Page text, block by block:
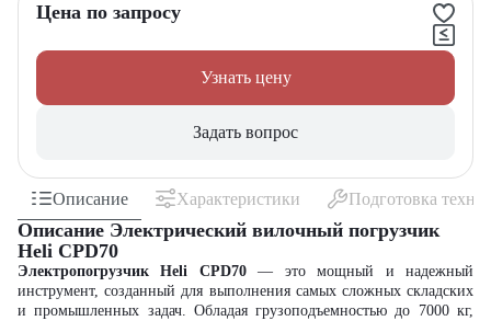
Цена по запросу
Узнать цену
Задать вопрос
Описание Характеристики Подготовка
Описание Электрический вилочный погрузчик
Heli CPD70
Электропогрузчик Heli CPD70— это мощный и надежный
инструмент, созданный для выполнения самых сложных складских
и промышленных задач. Обладая грузоподъемностью до 7000 кг,